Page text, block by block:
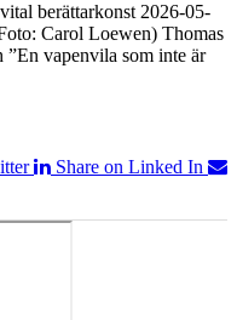
berättarkonst 2026-05-
Carol Loewen) Thomas
vapenvila som inte är
Share on Linked In